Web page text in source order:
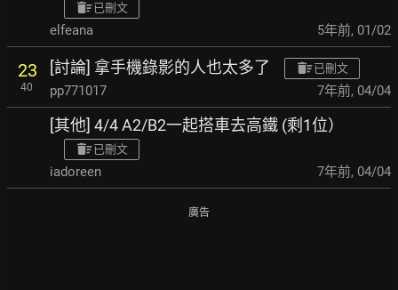
已刪文
elfeana 5年前, 01/02
23
40
[討論] 拿手機錄影的人也太多了 已刪文
pp771017 7年前, 04/04
[其他] 4/4 A2/B2一起搭車去高鐵 (剩1位）
已刪文
iadoreen 7年前, 04/04
廣告